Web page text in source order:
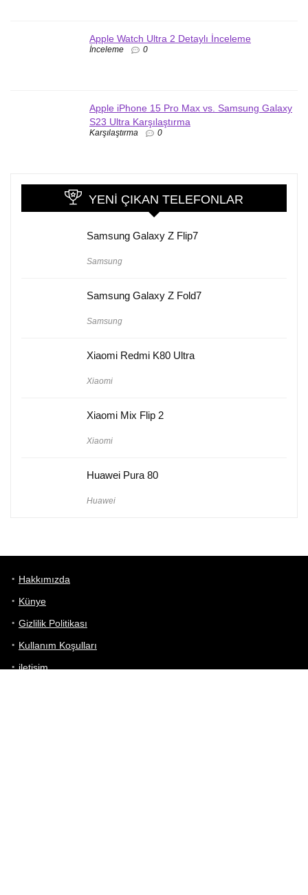
Apple Watch Ultra 2 Detaylı İnceleme
İnceleme 0
Apple iPhone 15 Pro Max vs. Samsung Galaxy
S23 Ultra Karşılaştırma
Karşılaştırma 0
YENI ÇIKAN TELEFONLAR
Samsung Galaxy Z Flip7
Samsung
Samsung Galaxy Z Fold7
Samsung
Xiaomi Redmi K80 Ultra
Xiaomi
Xiaomi Mix Flip 2
Xiaomi
Huawei Pura 80
Huawei
Hakkımızda
Künye
Gizlilik Politikası
Kullanım Koşulları
iletişim